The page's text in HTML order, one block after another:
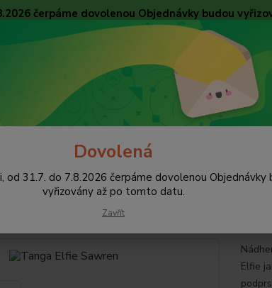
čerpáme dovolenou Objednávky budou
podmínky Tabulky velikostí Ochrana osobních údajů
Hledat
pište
Tanga Elfie Sawren
Sawren
Elfie
Dovolená
od 31.7. do 7.8.2026 čerpáme dovolenou Objednávky
vyřizovány až po tomto datu.
Zavřít